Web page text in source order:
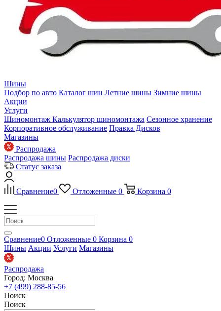
Шины
Подбор по авто Каталог шин Летние шины Зимние шины
Акции
Услуги
Шиномонтаж Калькулятор шиномонтажа Сезонное хранение
Корпоративное обслуживание Правка Дисков
Магазины
Распродажа
Распродажа шины Распродажа диски
Статус заказа
Сравнение0 Отложенные 0 Корзина 0
Сравнение0 Отложенные 0 Корзина 0
Шины Акции Услуги Магазины
Распродажа
Город: Москва
+7 (499) 288-85-56
Поиск
Поиск